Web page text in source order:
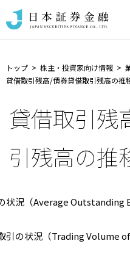
トップ 株主・投資家向け情報
貸借取引残高/債券貸借取引残高の推
貸借取引残
引残高の推
状況（Average Outstanding
引の状況（Trading Volume